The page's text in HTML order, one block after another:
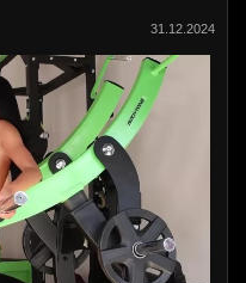
31.12.2024